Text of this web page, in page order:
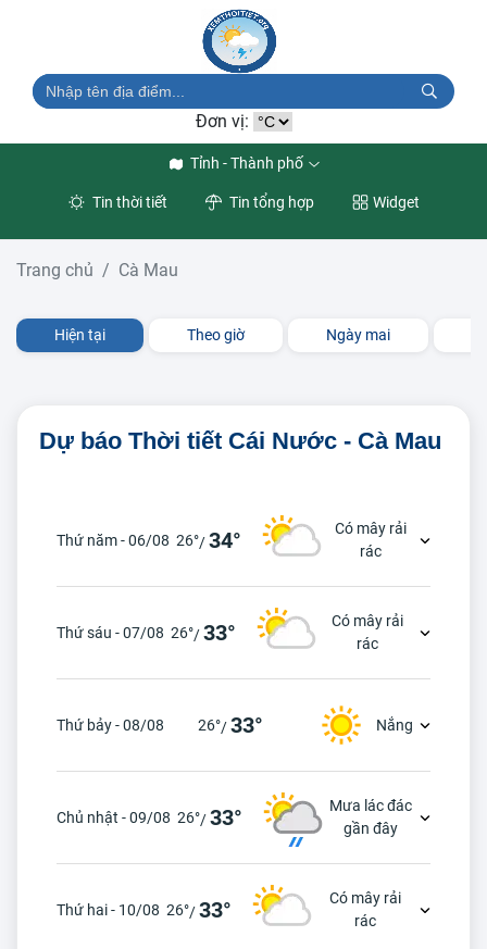
Đơn vị:
Tỉnh - Thành phố
Tin thời tiết Tin tổng hợp Widget
Trang chủ Cà Mau
Hiện tại Theo giờ Ngày mai
Dự báo Thời tiết Cái Nước - Cà Mau
Thứ năm - 06/08 26°/34°
Có mây rải
rác
Thứ sáu - 07/08 26°/33°
Có mây rải
rác
Thứ bảy - 08/08 26°/33° Nắng
Chủ nhật - 09/08 26°/33°
Mưa lác đác
gần đây
Thứ hai - 10/08 26°/33°
Có mây rải
rác